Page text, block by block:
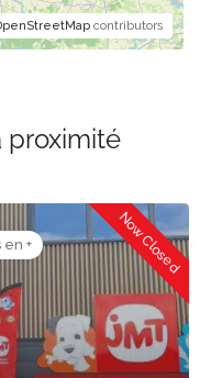
contributors
proximité
+ Now Closed